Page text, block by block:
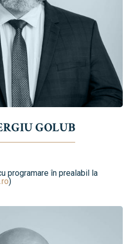
GOLUB
programare în prealabil la
)